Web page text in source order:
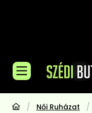
Női Ruházat